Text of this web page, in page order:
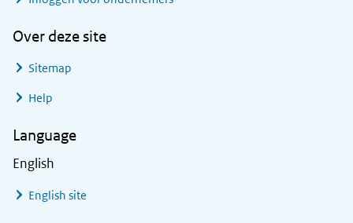
Over deze site
Sitemap
Help
Language
English
English site